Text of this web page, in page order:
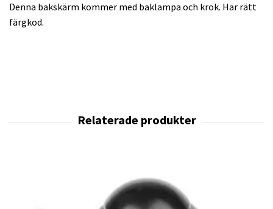
Denna bakskärm kommer med baklampa och krok. Har rätt
färgkod.